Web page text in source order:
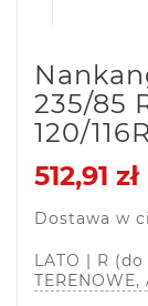
235/85
120/116R
512,91 zł
Dostawa w
LATO | R